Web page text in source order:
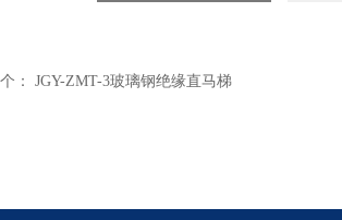
： JGY-ZMT-3玻璃钢绝缘直马梯